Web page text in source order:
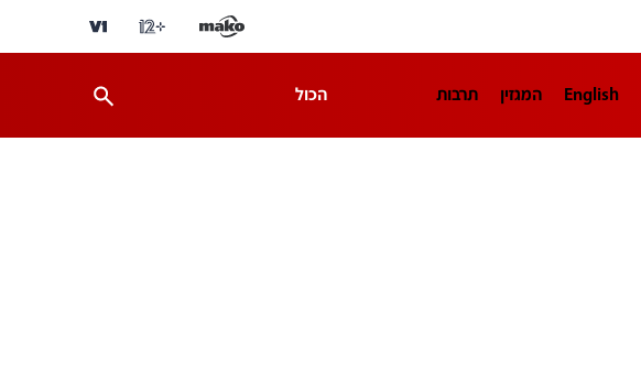
English המגזין תרבות הכול